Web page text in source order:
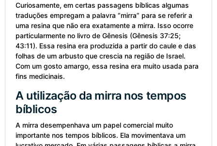
Curiosamente, em certas passagens bíblicas algumas
traduções empregam a palavra “mirra” para se referir a
uma resina que não era exatamente a mirra. Isso ocorre
particularmente no livro de Gênesis (Gênesis 37:25;
43:11). Essa resina era produzida a partir do caule e das
folhas de um arbusto que crescia na região de Israel.
Com um gosto amargo, essa resina era muito usada para
fins medicinais.
A utilização da mirra nos tempos
bíblicos
A mirra desempenhava um papel comercial muito
importante nos tempos bíblicos. Ela movimentava um